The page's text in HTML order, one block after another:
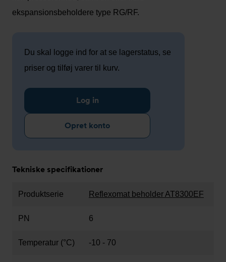
ekspansionsbeholdere type RG/RF.
Du skal logge ind for at se lagerstatus, se
priser og tilføj varer til kurv.
Log in
Opret konto
Tekniske specifikationer
Produktserie Reflexomat beholder AT8300EF
PN 6
Temperatur (°C) -10 - 70